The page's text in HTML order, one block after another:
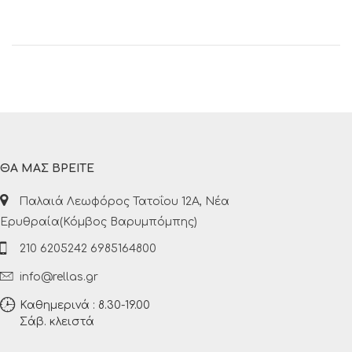
ΘΑ ΜΑΣ ΒΡΕΙΤΕ
Παλαιά Λεωφόρος Τατοΐου 12Α, Νέα
Ερυθραία(Κόμβος Βαρυμπόμπης)
210 6205242 6985164800
info@rellas.gr
Καθημερινά : 8.30-19.00
Σάβ. κλειστά